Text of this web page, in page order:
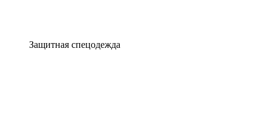
Защитная спецодежда